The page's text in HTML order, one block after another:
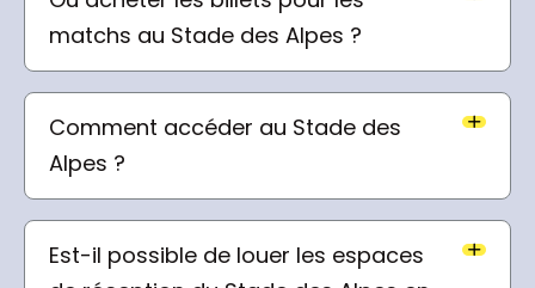
matchs au Stade des Alpes ?
Comment accéder au Stade des
Alpes ?
Est-il possible de louer les espaces